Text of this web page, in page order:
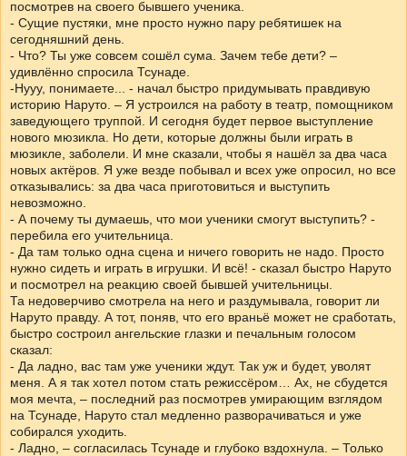
посмотрев на своего бывшего ученика.
- Сущие пустяки, мне просто нужно пару ребятишек на
сегодняшний день.
- Что? Ты уже совсем сошёл сума. Зачем тебе дети? –
удивлённо спросила Тсунаде.
-Нууу, понимаете... - начал быстро придумывать правдивую
историю Наруто. – Я устроился на работу в театр, помощником
заведующего труппой. И сегодня будет первое выступление
нового мюзикла. Но дети, которые должны были играть в
мюзикле, заболели. И мне сказали, чтобы я нашёл за два часа
новых актёров. Я уже везде побывал и всех уже опросил, но все
отказывались: за два часа приготовиться и выступить
невозможно.
- А почему ты думаешь, что мои ученики смогут выступить? -
перебила его учительница.
- Да там только одна сцена и ничего говорить не надо. Просто
нужно сидеть и играть в игрушки. И всё! - сказал быстро Наруто
и посмотрел на реакцию своей бывшей учительницы.
Та недоверчиво смотрела на него и раздумывала, говорит ли
Наруто правду. А тот, поняв, что его враньё может не сработать,
быстро состроил ангельские глазки и печальным голосом
сказал:
- Да ладно, вас там уже ученики ждут. Так уж и будет, уволят
меня. А я так хотел потом стать режиссёром… Ах, не сбудется
моя мечта, – последний раз посмотрев умирающим взглядом
на Тсунаде, Наруто стал медленно разворачиваться и уже
собирался уходить.
- Ладно, – согласилась Тсунаде и глубоко вздохнула. – Только